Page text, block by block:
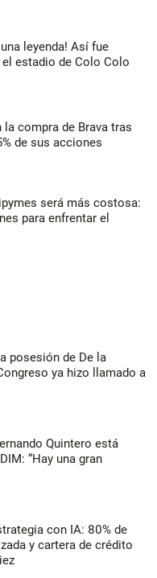
leyenda! Así fue
estadio de Colo Colo
la compra de Brava tras
de sus acciones
será más costosa:
para enfrentar el
posesión de De la
ya hizo llamado a
Quintero está
“Hay una gran
con IA: 80% de
y cartera de crédito